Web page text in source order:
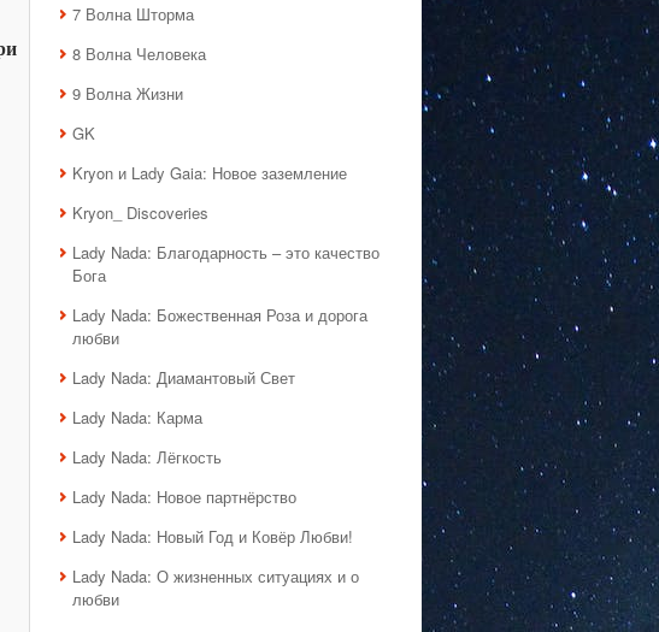
7 Волна Шторма
8 Волна Человека
9 Волна Жизни
GK
Kryon и Lady Gaia: Новое заземление
Kryon_ Discoveries
Lady Nada: Благодарность – это качество
Бога
Lady Nada: Божественная Роза и дорога
любви
Lady Nada: Диамантовый Свет
Lady Nada: Карма
Lady Nada: Лёгкость
Lady Nada: Новое партнёрство
Lady Nada: Новый Год и Ковёр Любви!
Lady Nada: О жизненных ситуациях и о
любви